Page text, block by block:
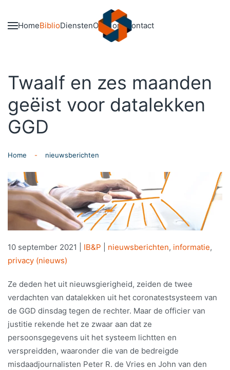
Skip to main content
HomeBiblioDienstenOver onsContact
Twaalf en zes maanden
geëist voor datalekken
GGD
Home nieuwsberichten
10 september 2021 IB&P nieuwsberichten, informatie,
privacy (nieuws)
Ze deden het uit nieuwsgierigheid, zeiden de twee
verdachten van datalekken uit het coronatestsysteem van
de GGD dinsdag tegen de rechter. Maar de officier van
justitie rekende het ze zwaar aan dat ze
persoonsgegevens uit het systeem lichtten en
verspreidden, waaronder die van de bedreigde
misdaadjournalisten Peter R. de Vries en John van den